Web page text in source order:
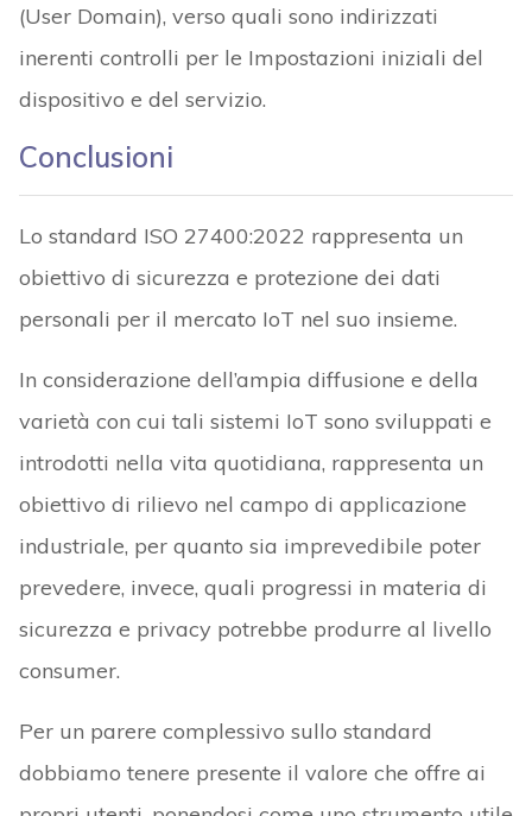
(User Domain), verso quali sono indirizzati
inerenti controlli per le Impostazioni iniziali del
dispositivo e del servizio.
Conclusioni
Lo standard ISO 27400:2022 rappresenta un
obiettivo di sicurezza e protezione dei dati
personali per il mercato IoT nel suo insieme.
In considerazione dell’ampia diffusione e della
varietà con cui tali sistemi IoT sono sviluppati e
introdotti nella vita quotidiana, rappresenta un
obiettivo di rilievo nel campo di applicazione
industriale, per quanto sia imprevedibile poter
prevedere, invece, quali progressi in materia di
sicurezza e privacy potrebbe produrre al livello
consumer.
Per un parere complessivo sullo standard
dobbiamo tenere presente il valore che offre ai